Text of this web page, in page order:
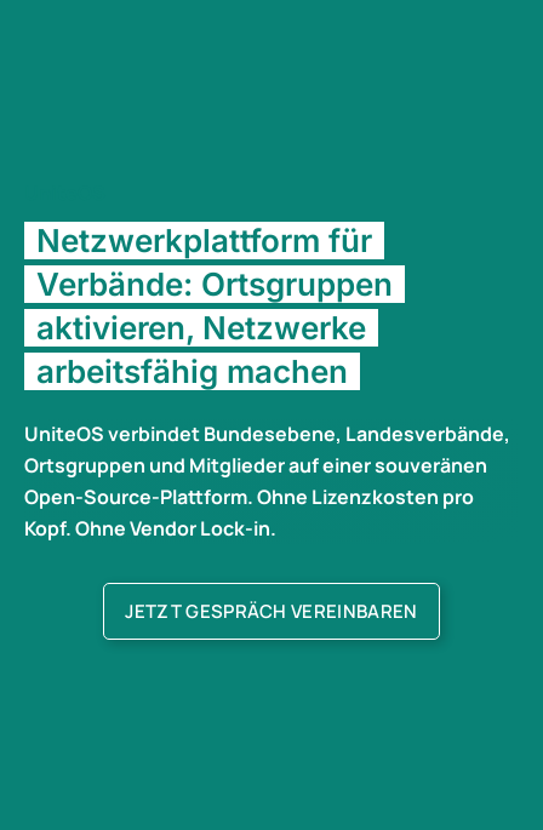
Netzwerkplattform für
Verbände: Ortsgruppen
aktivieren, Netzwerke
arbeitsfähig machen
UniteOS verbindet Bundesebene, Landesverbände,
Ortsgruppen und Mitglieder auf einer souveränen
Open-Source-Plattform. Ohne Lizenzkosten pro
Kopf. Ohne Vendor Lock-in.
JETZT GESPRÄCH VEREINBAREN